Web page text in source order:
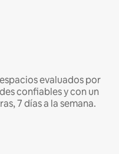
evaluados por
confiables y con un
7 días a la semana.